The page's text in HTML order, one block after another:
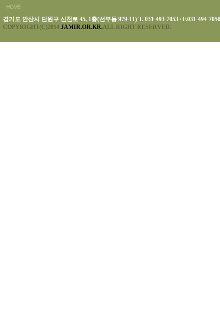
경기도 안산시 단원구 신천로 45, 1층(선부동 979-11) T. 031-493-7053 / F.031-494-7050
COPYRIGHT(C)2014.JAMIR.OR.KR.ALL RIGHT RESERVED.